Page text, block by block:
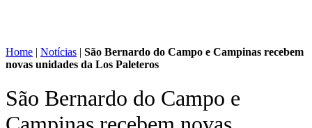
Home | Notícias | São Bernardo do Campo e Campinas recebem
novas unidades da Los Paleteros
São Bernardo do Campo e